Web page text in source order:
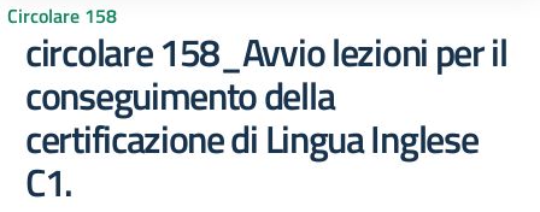
Circolare 158
circolare 158_Avvio lezioni per il
conseguimento della
certificazione di Lingua Inglese
C1.